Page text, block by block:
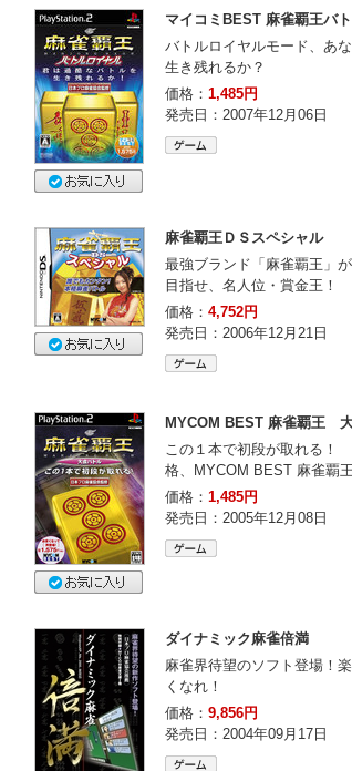
マイコミBEST 麻雀覇王バ
バトルロイヤルモード、あ
生き残れるか？
価格： 1,485円
発売日：2007年12月06日
麻雀覇王ＤＳスペシャル
最強ブランド「麻雀覇王」
目指せ、名人位・賞金王！
価格： 4,752円
発売日：2006年12月21日
MYCOM BEST 麻雀覇王
この１本で初段が取れる！
格、MYCOM BEST 麻雀覇
価格： 1,485円
発売日：2005年12月08日
ダイナミック麻雀倍満
麻雀界待望のソフト登場！
くなれ！
価格： 9,856円
発売日：2004年09月17日